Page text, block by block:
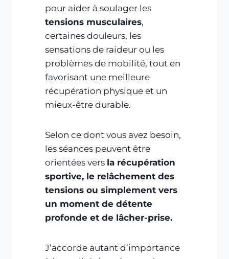
pour aider à soulager les
tensions musculaires,
certaines douleurs, les
sensations de raideur ou les
problèmes de mobilité, tout en
favorisant une meilleure
récupération physique et un
mieux-être durable.
Selon ce dont vous avez besoin,
les séances peuvent être
orientées vers la récupération
sportive, le relâchement des
tensions ou simplement vers
un moment de détente
profonde et de lâcher-prise.
J’accorde autant d’importance